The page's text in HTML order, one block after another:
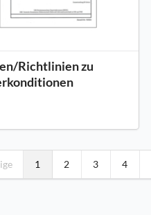
Richtlinien zu
1 2 3 4